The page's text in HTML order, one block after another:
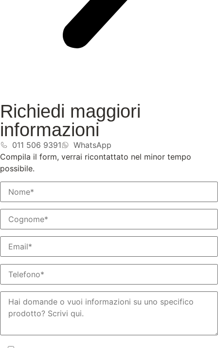
Richiedi maggiori
informazioni
011 506 9391
WhatsApp
Compila il form, verrai ricontattato nel minor tempo
possibile.